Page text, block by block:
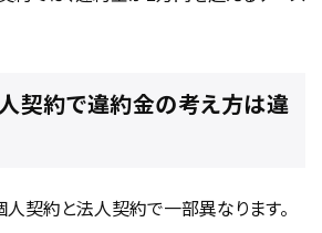
契約で違約金の考え方は違
人契約と法人契約で一部異なります。